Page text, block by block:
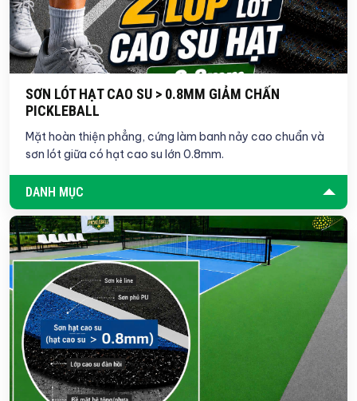
SƠN LÓT HẠT CAO SU > 0.8MM GIẢM CHẤN
PICKLEBALL
Mặt hoàn thiện phẳng, cứng làm banh nảy cao chuẩn và
sơn lót giữa có hạt cao su lớn 0.8mm.
DANH MỤC